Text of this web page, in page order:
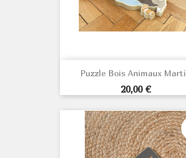
Puzzle Bois Animaux
Prix
20,00 €